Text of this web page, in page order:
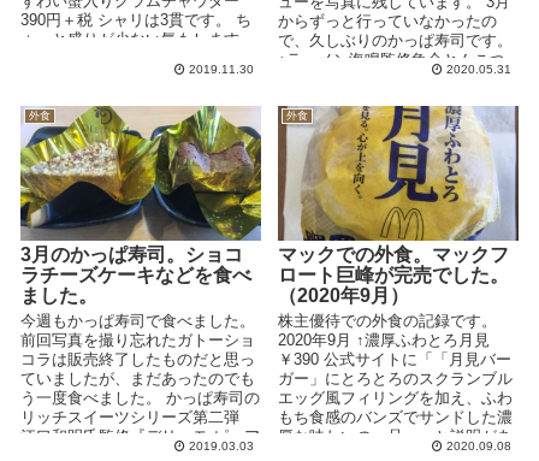
390円＋税 シャリは3貫です。 ち
ょっと盛りが少ない気もします
2019.11.30
からずっと行っていなかったの
で、久しぶりのかっぱ寿司です。
↑ラーメン海鳴監修魚介とんこつ
2020.05.31
外食
3月のかっぱ寿司。ショコ
ラチーズケーキなどを食べ
ました。
今週もかっぱ寿司で食べました。
前回写真を撮り忘れたガトーショ
コラは販売終了したものだと思っ
ていましたが、まだあったのでも
う一度食べました。 かっぱ寿司の
リッチスイーツシリーズ第二弾
江口和明氏監修『デリーモ ピュア
2019.03.03
外食
マックでの外食。マックフ
ロート巨峰が完売でした。
（2020年9月）
株主優待での外食の記録です。
2020年9月 ↑濃厚ふわとろ月見
￥390 公式サイトに「「月見バー
ガー」にとろとろのスクランブル
エッグ風フィリングを加え、ふわ
もち食感のバンズでサンドした濃
厚な味わいの一品。」と説明があ
2020.09.08